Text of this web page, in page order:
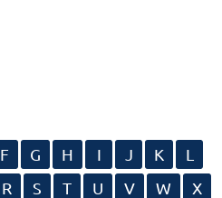
F G H I J K
L
R S T U V W
X